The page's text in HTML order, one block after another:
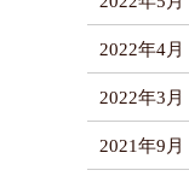
2022年4月
2022年3月
2021年9月